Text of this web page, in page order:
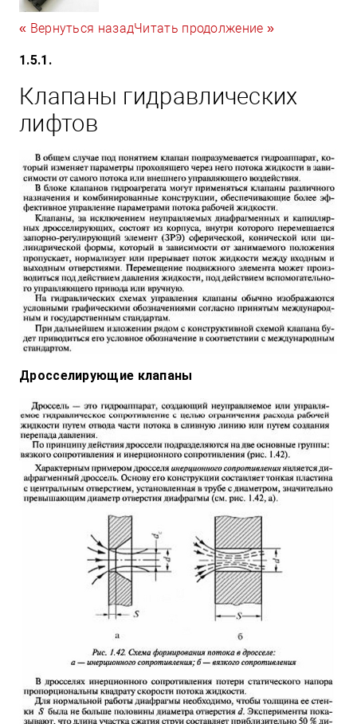
« Вернуться назадЧитать продолжение »
1.5.1.
Клапаны гидравлических
лифтов
Дросселирующие клапаны